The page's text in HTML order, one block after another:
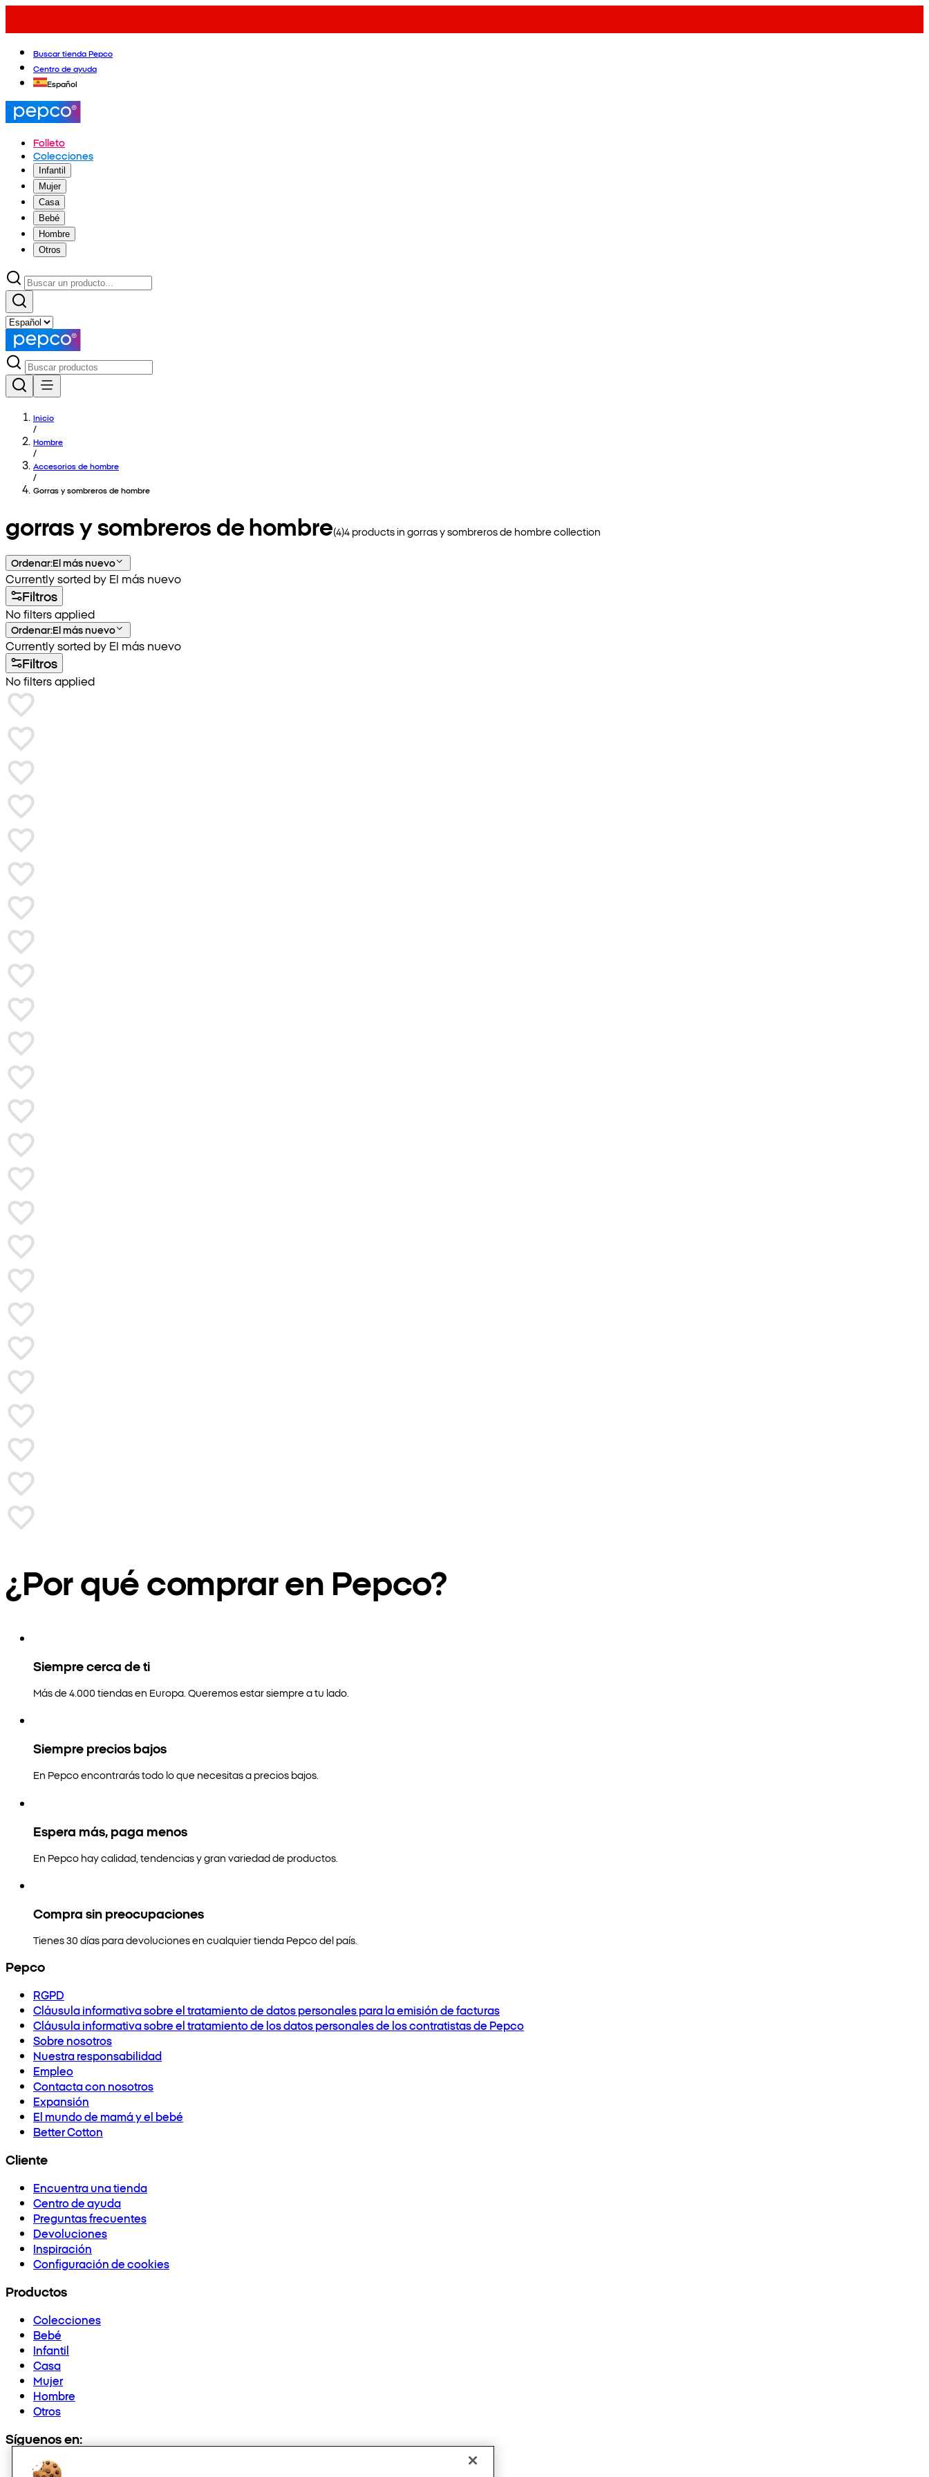
Buscar tienda Pepco
Centro de ayuda
Español
Folleto
Colecciones
Infantil
Mujer
Casa
Bebé
Hombre
Otros
Inicio
/
Hombre
/
Accesorios de hombre
/
Gorras y sombreros de hombre
gorras y sombreros de hombre(4)4products in gorras y sombreros de hombrecollection
Ordenar:El más nuevo
Currently sorted by El más nuevo
Filtros
No filters applied
Ordenar:El más nuevo
Currently sorted by El más nuevo
Filtros
No filters applied
¿Por qué comprar en Pepco?
Siempre cerca de ti
Más de 4.000 tiendas en Europa. Queremos estar siempre a tu lado.
Siempre precios bajos
En Pepco encontrarás todo lo que necesitas a precios bajos.
Espera más, paga menos
En Pepco hay calidad, tendencias y gran variedad de productos.
Compra sin preocupaciones
Tienes 30 días para devoluciones en cualquier tienda Pepco del país.
Pepco
RGPD
Cláusula informativa sobre el tratamiento de datos personales para la emisión de facturas
Cláusula informativa sobre el tratamiento de los datos personales de los contratistas de Pepco
Sobre nosotros
Nuestra responsabilidad
Empleo
Contacta con nosotros
Expansión
El mundo de mamá y el bebé
Better Cotton
Cliente
Encuentra una tienda
Centro de ayuda
Preguntas frecuentes
Devoluciones
Inspiración
Configuración de cookies
Productos
Colecciones
Bebé
Infantil
Casa
Mujer
Hombre
Otros
Síguenos en: